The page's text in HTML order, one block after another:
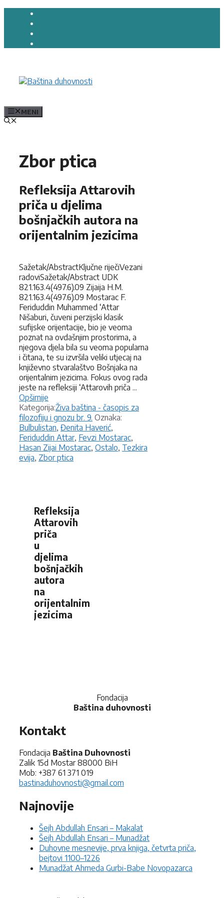
Preskoči
MENI
Zbor ptica
Refleksija Attarovih
priča u djelima
bošnjačkih autora na
orijentalnim jezicima
Sažetak/AbstractKljučne riječiVezani
radoviSažetak/Abstract UDK
821.163.4(497.6).09 Zijaija H.M.
821.163.4(497.6).09 Mostarac F.
Feriduddin Muhammed ‘Attar
Nišaburi, čuveni perzijski klasik
sufijske orijentacije, bio je veoma
poznat na ovdašnjim prostorima, a
njegova djela bila su veoma popularna
i čitana, te su izvršila veliki utjecaj na
književno stvaralaštvo Bošnjaka na
orijentalnim jezicima. Fokus ovog rada
jeste na refleksiji ‘Attarovih priča ...
Opširnije
Kategorija:Kategorije
Živa baština - časopis za
filozofiju i gnozu br. 9. Oznaka:
Bulbulistan, Đenita Haverić,
Feriduddin Attar, Fevzi Mostarac,
Hasan Zijai Mostarac, Ostalo, Tezkira
evija, Zbor ptica
Refleksija
Attarovih
priča
u
djelima
bošnjačkih
autora
na
orijentalnim
jezicima
Fondacija
Baština duhovnosti
Kontakt
Fondacija Baština Duhovnosti
Zalik 15d Mostar 88000 BiH
Mob: +387 61 371 019
bastinaduhovnosti@gmail.com
Najnovije
Šejh Abdullah Ensari – Makalat
Šejh Abdullah Ensari – Munadžat
Duhovne mesnevije, prva knjiga, četvrta priča,
bejtovi 1100–1226
Munadžat Ahmeda Gurbi-Babe Novopazarca